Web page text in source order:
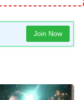
Join Now